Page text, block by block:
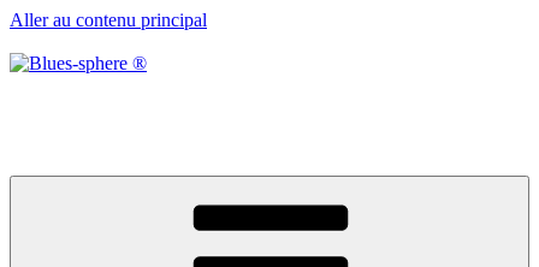
Aller au contenu principal